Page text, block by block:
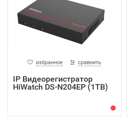
избранное сравнить
IP Видеорегистратор
HiWatch DS-N204EP (1TB)